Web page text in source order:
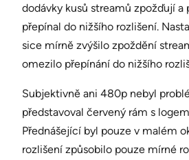
dodávky kusů streamů zpožďují a
přepínal do nižšího rozlišení.
sice mírně zvýšilo zpoždění
omezilo přepínání do nižšího
Subjektivně ani 480p nebyl
představoval červený rám s
Přednášející byl pouze v malém
rozlišení způsobilo pouze mírné